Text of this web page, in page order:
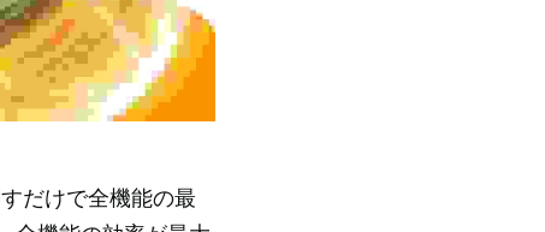
だけで全機能の最